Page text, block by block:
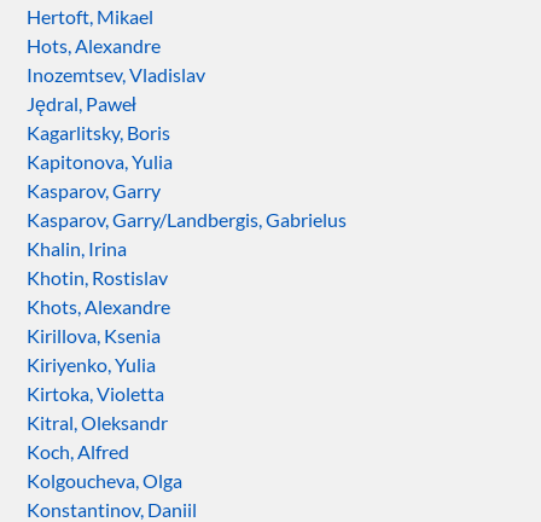
Hertoft, Mikael
Hots, Alexandre
Inozemtsev, Vladislav
Jędral, Paweł
Kagarlitsky, Boris
Kapitonova, Yulia
Kasparov, Garry
Kasparov, Garry/Landbergis, Gabrielus
Khalin, Irina
Khotin, Rostislav
Khots, Alexandre
Kirillova, Ksenia
Kiriyenko, Yulia
Kirtoka, Violetta
Kitral, Oleksandr
Koch, Alfred
Kolgoucheva, Olga
Konstantinov, Daniil